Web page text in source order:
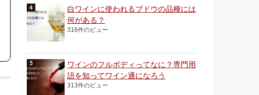
白ワインに使われるブドウの品種には
何がある？
316件のビュー
ワインのフルボディってなに？専門用
語を知ってワイン通になろう
313件のビュー